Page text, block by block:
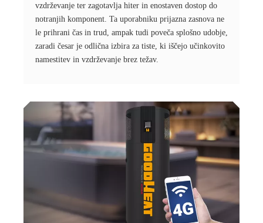
vzdrževanje ter zagotavlja hiter in enostaven dostop do
notranjih komponent. Ta uporabniku prijazna zasnova ne
le prihrani čas in trud, ampak tudi poveča splošno udobje,
zaradi česar je odlična izbira za tiste, ki iščejo učinkovito
namestitev in vzdrževanje brez težav.